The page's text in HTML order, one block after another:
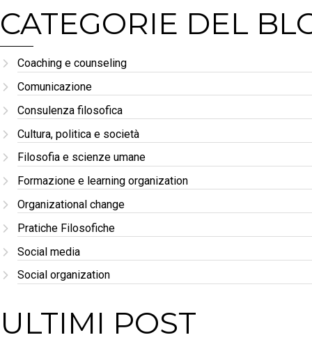
CATEGORIE DEL
Coaching e counseling
Comunicazione
Consulenza filosofica
Cultura, politica e società
Filosofia e scienze umane
Formazione e learning organization
Organizational change
Pratiche Filosofiche
Social media
Social organization
ULTIMI POST